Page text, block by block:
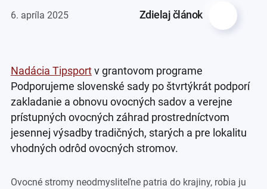
6. apríla 2025 Zdielaj článok
Nadácia Tipsportv grantovom programe
Podporujeme slovenské sady po štvrtýkrát podporí
zakladanie a obnovu ovocných sadov a verejne
prístupných ovocných záhrad prostredníctvom
jesennej výsadby tradičných, starých a pre lokalitu
vhodných odrôd ovocných stromov.
Ovocné stromy neodmysliteľne patria do krajiny, robia ju